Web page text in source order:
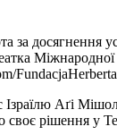
за досягнення
Аґі
своє рішення у